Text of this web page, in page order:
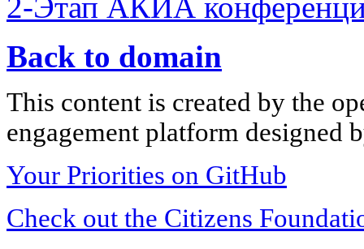
Back to domain
This content is created by the
engagement platform designed
Your Priorities on GitHub
Check out the Citizens